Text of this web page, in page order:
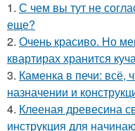
1. С чем вы тут не
еще?
2. Очень красиво. Но
квартирах хранится
3. Каменка в печи: всё,
назначении и
4. Клееная древесина
инструкция для